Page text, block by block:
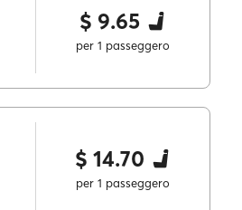
$ 9.65
per 1 passeggero
$ 14.70
per 1 passeggero